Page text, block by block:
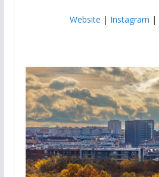
Website | Instagram |